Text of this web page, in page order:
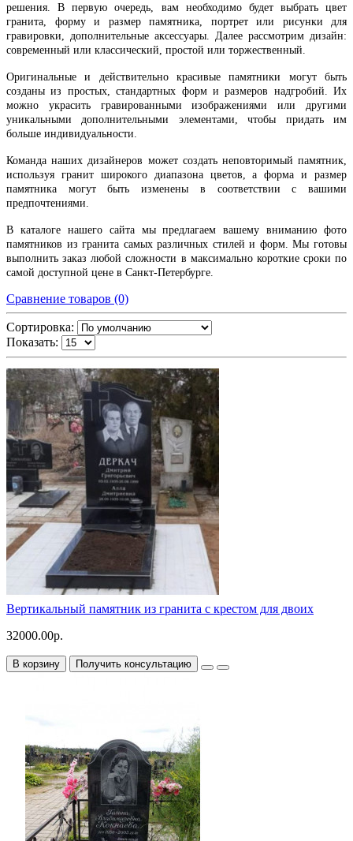
решения. В первую очередь, вам необходимо будет выбрать цвет
гранита, форму и размер памятника, портрет или рисунки для
гравировки, дополнительные аксессуары. Далее рассмотрим дизайн:
современный или классический, простой или торжественный.
Оригинальные и действительно красивые памятники могут быть
созданы из простых, стандартных форм и размеров надгробий. Их
можно украсить гравированными изображениями или другими
уникальными дополнительными элементами, чтобы придать им
больше индивидуальности.
Команда наших дизайнеров может создать неповторимый памятник,
используя гранит широкого диапазона цветов, а форма и размер
памятника могут быть изменены в соответствии с вашими
предпочтениями.
В каталоге нашего сайта мы предлагаем вашему вниманию фото
памятников из гранита самых различных стилей и форм. Мы готовы
выполнить заказ любой сложности в максимально короткие сроки по
самой доступной цене в Санкт-Петербурге.
Сравнение товаров (0)
Сортировка:
Показать:
Вертикальный памятник из гранита с крестом для двоих
32000.00р.
В корзину Получить консультацию